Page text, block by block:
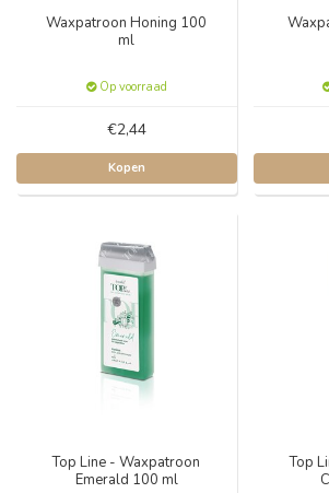
Waxpatroon Honing 100
ml
Op voorraad
€2,44
Kopen
Top Line - Waxpatroon
Emerald 100 ml
Top